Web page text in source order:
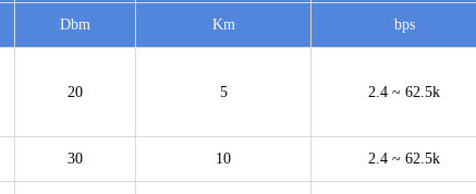
Dbm Km bps
20 5 2.4 ~ 62.5k
30 10 2.4 ~ 62.5k